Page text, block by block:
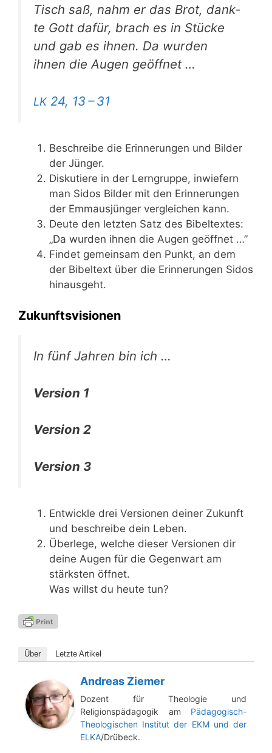
Tisch saß, nahm er das Brot, dank­
te Gott dafür, brach es in Stü­cke
und gab es ihnen. Da wur­den
ihnen die Augen geöffnet …
LK24, 13 – 31
Beschrei­be die Erin­ne­run­gen und Bil­der
der Jünger.
Dis­ku­tie­re in der Lern­grup­pe, inwie­fern
man Sidos Bil­der mit den Erin­ne­run­gen
der Emma­us­jün­ger ver­glei­chen kann.
Deu­te den letz­ten Satz des Bibel­tex­tes:
„Da wur­den ihnen die Augen geöffnet …”
Fin­det gemein­sam den Punkt, an dem
der Bibel­text über die Erin­ne­run­gen Sidos
hinausgeht.
Zukunftsvisionen
In fünf Jah­ren bin ich …
Ver­si­on 1
Ver­si­on 2
Ver­si­on 3
Ent­wick­le drei Ver­sio­nen dei­ner Zukunft
und beschrei­be dein Leben.
Über­le­ge, wel­che die­ser Ver­sio­nen dir
dei­ne Augen für die Gegen­wart am
stärks­ten öffnet.
Was willst du heu­te tun?
Über Letz­te Artikel
Andreas Ziemer
Dozent für Theologie und
Religionspädagogik am Pädagogisch-
Theologischen Institut der EKM und der
ELKA/Drübeck.